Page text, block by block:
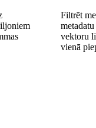
Filtrēt
vektoru
vienā